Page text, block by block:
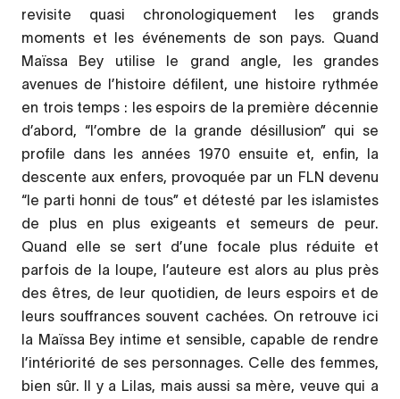
revisite quasi chronologiquement les grands
moments et les événements de son pays. Quand
Maïssa Bey utilise le grand angle, les grandes
avenues de l’histoire défilent, une histoire rythmée
en trois temps : les espoirs de la première décennie
d’abord, “l’ombre de la grande désillusion” qui se
profile dans les années 1970 ensuite et, enfin, la
descente aux enfers, provoquée par un FLN devenu
“le parti honni de tous” et détesté par les islamistes
de plus en plus exigeants et semeurs de peur.
Quand elle se sert d’une focale plus réduite et
parfois de la loupe, l’auteure est alors au plus près
des êtres, de leur quotidien, de leurs espoirs et de
leurs souffrances souvent cachées. On retrouve ici
la Maïssa Bey intime et sensible, capable de rendre
l’intériorité de ses personnages. Celle des femmes,
bien sûr. Il y a Lilas, mais aussi sa mère, veuve qui a